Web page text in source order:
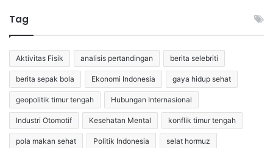
Tag
Aktivitas Fisik analisis pertandingan berita selebriti
berita sepak bola Ekonomi Indonesia gaya hidup sehat
geopolitik timur tengah Hubungan Internasional
Industri Otomotif Kesehatan Mental konflik timur tengah
pola makan sehat Politik Indonesia selat hormuz